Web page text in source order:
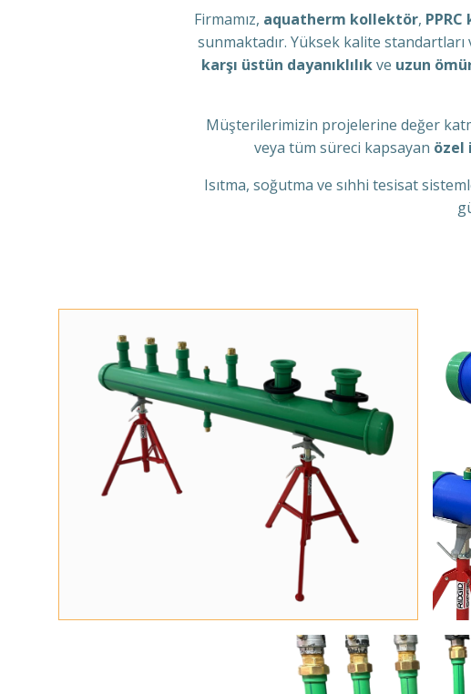
Firmamız, aquatherm kollektör,
sunmaktadır. Yüksek kalite
karşı üstün dayanıklılıkve uzun
Müşterilerimizin projelerine değer
veya tüm süreci kapsayan özel
Isıtma, soğutma ve sıhhi tesisat